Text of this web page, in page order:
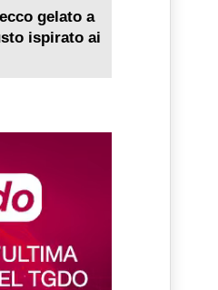
gelato a
ispirato ai